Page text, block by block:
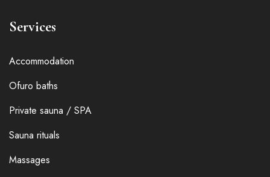
Services
Accommodation
Ofuro baths
Private sauna / SPA
Sauna rituals
Massages